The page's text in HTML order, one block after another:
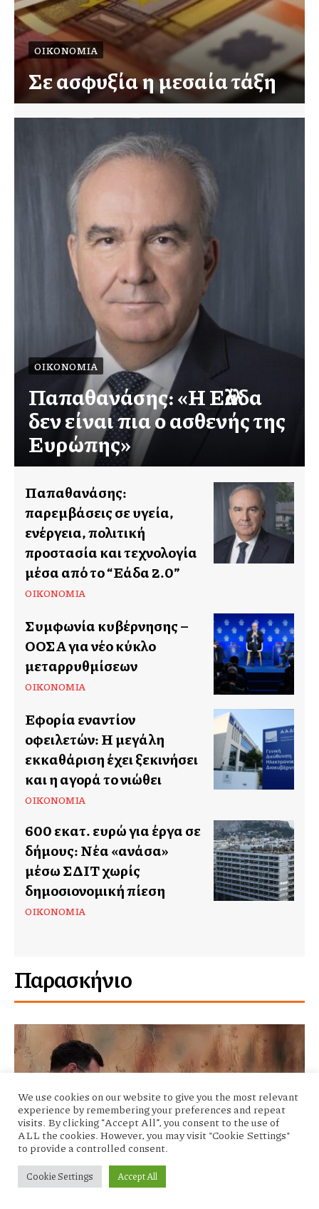
ΟΙΚΟΝΟΜΊΑ
Σε ασφυξία η μεσαία τάξη
ΟΙΚΟΝΟΜΊΑ
Παπαθανάσης: «Η Ελλάδα
δεν είναι πια ο ασθενής της
Ευρώπης»
Παπαθανάσης:
παρεμβάσεις σε υγεία,
ενέργεια, πολιτική
προστασία και τεχνολογία
μέσα από το “Ελλάδα 2.0”
ΟΙΚΟΝΟΜΊΑ
Συμφωνία κυβέρνησης –
ΟΟΣΑ για νέο κύκλο
μεταρρυθμίσεων
ΟΙΚΟΝΟΜΊΑ
Εφορία εναντίον
οφειλετών: Η μεγάλη
εκκαθάριση έχει ξεκινήσει
και η αγορά το νιώθει
ΟΙΚΟΝΟΜΊΑ
600 εκατ. ευρώ για έργα σε
δήμους: Νέα «ανάσα»
μέσω ΣΔΙΤ χωρίς
δημοσιονομική πίεση
ΟΙΚΟΝΟΜΊΑ
Παρασκήνιο
We use cookies on our website to give you the most relevant
experience by remembering your preferences and repeat
visits. By clicking “Accept All”, you consent to the use of
ALL the cookies. However, you may visit "Cookie Settings"
to provide a controlled consent.
Cookie Settings Accept All